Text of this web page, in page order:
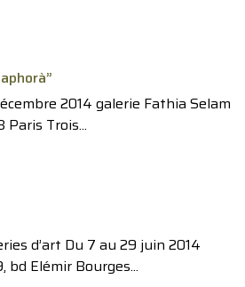
2014 galerie Fathia Selam
Trois...
d’art Du 7 au 29 juin 2014
bd Elémir Bourges...